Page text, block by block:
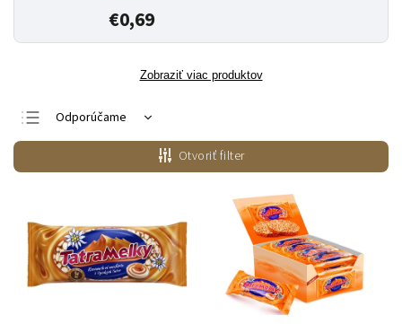
€0,69
Zobraziť viac produktov
Odporúčame
Najlacnejšie
Najdrahšie
Abecedne
Otvoriť filter